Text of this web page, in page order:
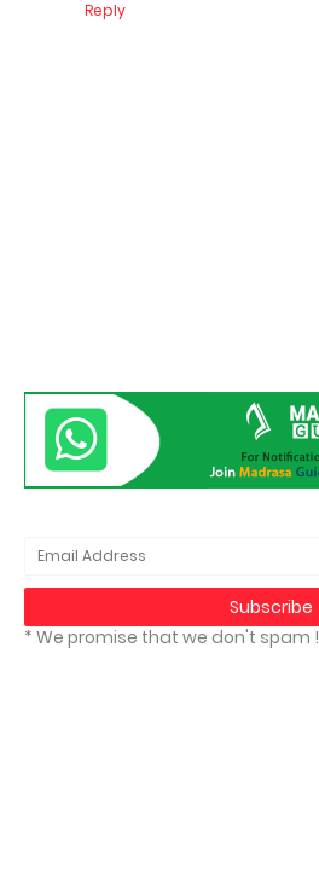
Reply
* We promise that we don't spam !